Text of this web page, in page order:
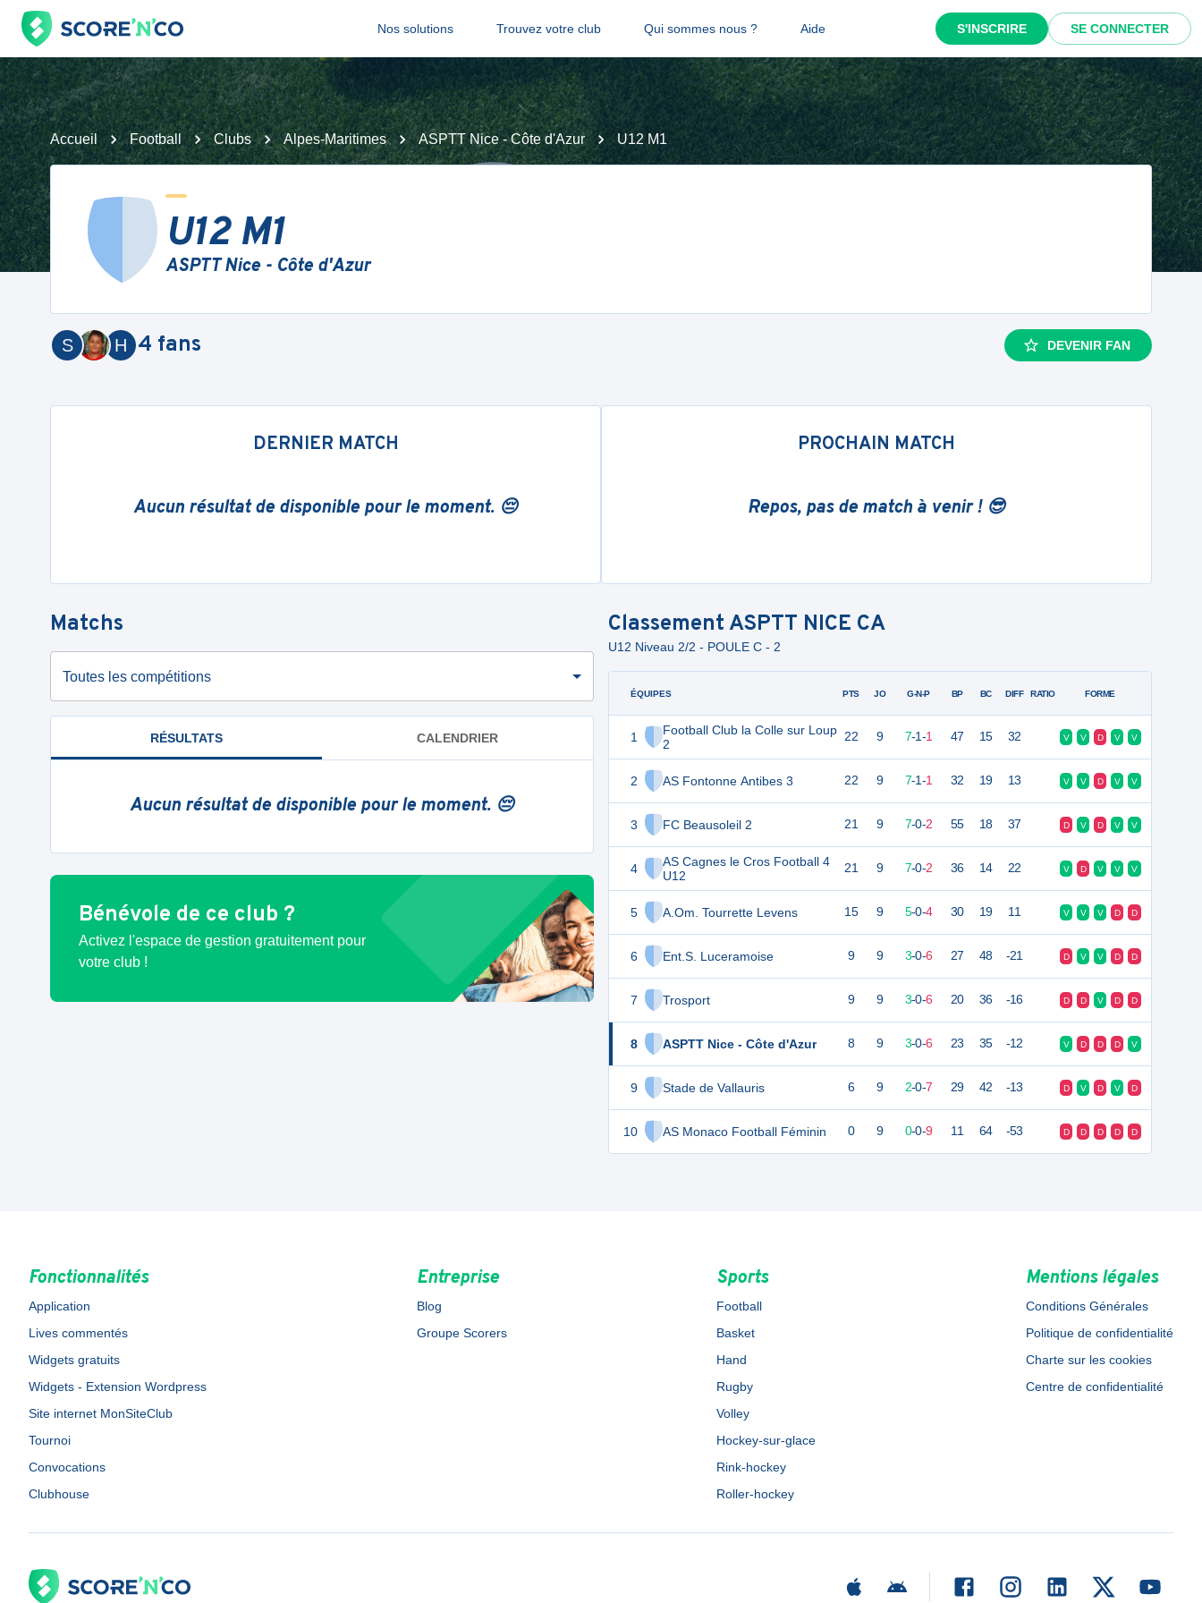
Nos solutions Trouvez votre club Qui sommes nous ? Aide S'INSCRIRE SE CONNECTER
Accueil Football Clubs Alpes-Maritimes ASPTT Nice - Côte d'Azur U12 M1
U12 M1
ASPTT Nice - Côte d'Azur
H
S 4 fans DEVENIR FAN
DERNIER MATCH
Aucun résultat de disponible pour le moment. 😔
PROCHAIN MATCH
Repos, pas de match à venir ! 😎
Matchs
Toutes les compétitions
RÉSULTATS CALENDRIER
Aucun résultat de disponible pour le moment. 😔
Bénévole de ce club ?
Activez l'espace de gestion gratuitement pour
votre club !
Classement ASPTT NICE CA
U12 Niveau 2/2 - POULE C - 2
ÉQUIPES
1
Football Club la Colle sur Loup
2
2 AS Fontonne Antibes 3
3 FC Beausoleil 2
4
AS Cagnes le Cros Football 4
U12
5 A.Om. Tourrette Levens
6 Ent.S. Luceramoise
7 Trosport
8 ASPTT Nice - Côte d'Azur
9 Stade de Vallauris
10 AS Monaco Football Féminin
PTS JO G-N-P BP BC DIFF RATIO FORME
22 9 7-1-1 47 15 32 V V D V V
22 9 7-1-1 32 19 13 V V D V V
21 9 7-0-2 55 18 37 D V D V V
21 9 7-0-2 36 14 22 V D V V V
15 9 5-0-4 30 19 11 V V V D D
9 9 3-0-6 27 48 -21 D V V D D
9 9 3-0-6 20 36 -16 D D V D D
8 9 3-0-6 23 35 -12 V D D D V
6 9 2-0-7 29 42 -13 D V D V D
0 9 0-0-9 11 64 -53 D D D D D
Fonctionnalités
Application
Lives commentés
Widgets gratuits
Widgets - Extension Wordpress
Site internet MonSiteClub
Tournoi
Convocations
Clubhouse
Entreprise
Blog
Groupe Scorers
Sports
Football
Basket
Hand
Rugby
Volley
Hockey-sur-glace
Rink-hockey
Roller-hockey
Mentions légales
Conditions Générales
Politique de confidentialité
Charte sur les cookies
Centre de confidentialité